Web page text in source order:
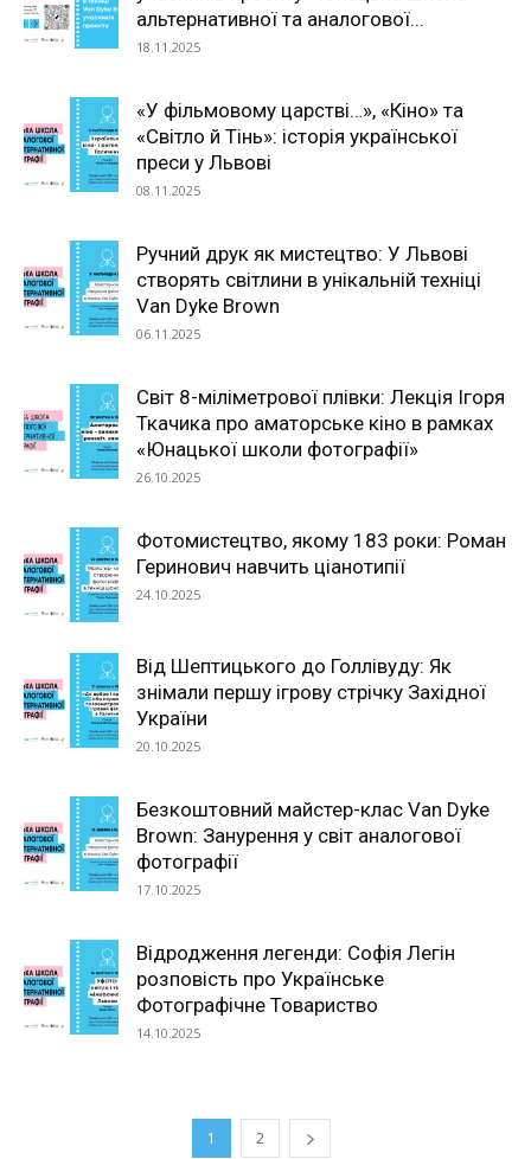
альтернативної та аналогової...
18.11.2025
«У фільмовому царстві…», «Кіно» та
«Світло й Тінь»: історія української
преси у Львові
08.11.2025
Ручний друк як мистецтво: У Львові
створять світлини в унікальній техніці
Van Dyke Brown
06.11.2025
Світ 8-міліметрової плівки: Лекція Ігоря
Ткачика про аматорське кіно в рамках
«Юнацької школи фотографії»
26.10.2025
Фотомистецтво, якому 183 роки: Роман
Геринович навчить ціанотипії
24.10.2025
Від Шептицького до Голлівуду: Як
знімали першу ігрову стрічку Західної
України
20.10.2025
Безкоштовний майстер-клас Van Dyke
Brown: Занурення у світ аналогової
фотографії
17.10.2025
Відродження легенди: Софія Легін
розповість про Українське
Фотографічне Товариство
14.10.2025
1 2